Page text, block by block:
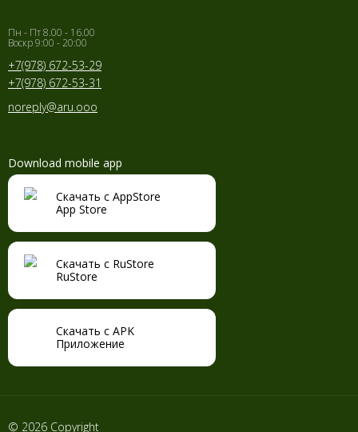
Пн - Пт 8.00 - 16.00
Воскр 9:00 - 20:00
+7(978) 672-53-29
+7(978) 672-53-31
noreply@aru.ooo
Download mobile app
Скачать с AppStore
App Store
Скачать с RuStore
RuStore
Скачать с APK
Приложение
© 2026 Copyright